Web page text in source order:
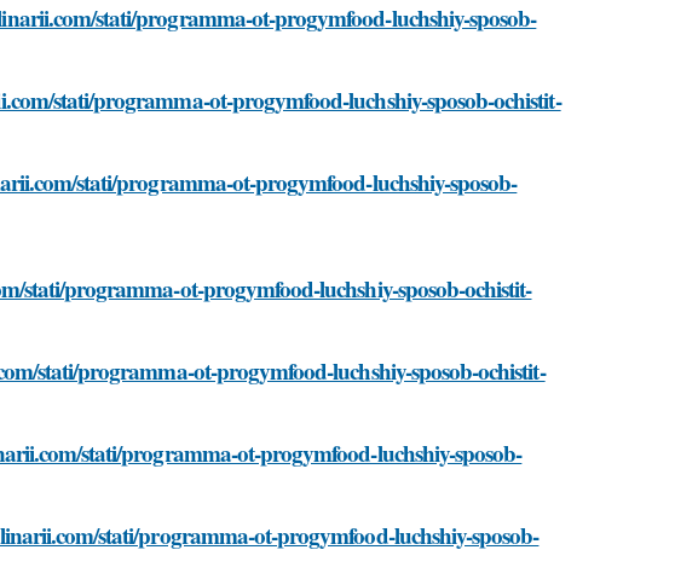
stati/programma-ot-progymfood-luchshiy-sposob-
stati/programma-ot-progymfood-luchshiy-sposob-ochistit-
stati/programma-ot-progymfood-luchshiy-sposob-
stati/programma-ot-progymfood-luchshiy-sposob-ochistit-
stati/programma-ot-progymfood-luchshiy-sposob-ochistit-
stati/programma-ot-progymfood-luchshiy-sposob-
stati/programma-ot-progymfood-luchshiy-sposob-